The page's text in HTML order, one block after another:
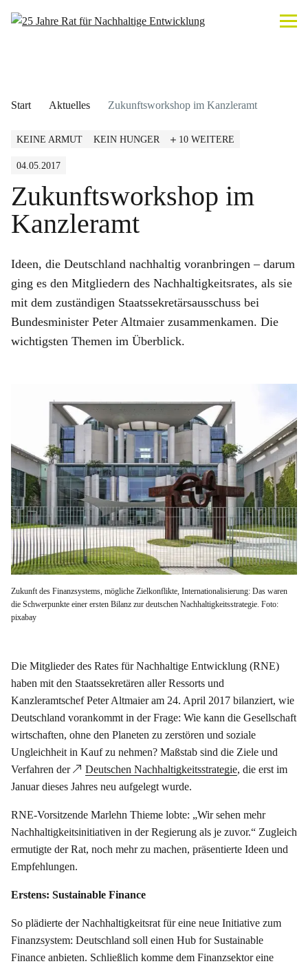
Start Aktuelles Zukunftsworkshop im Kanzleramt
KEINE ARMUT KEIN HUNGER 10 WEITERE
04.05.2017
Zukunftsworkshop im
Kanzleramt
Ideen, die Deutschland nachhaltig voranbringen – darum
ging es den Mitgliedern des Nachhaltigkeitsrates, als sie
mit dem zuständigen Staatssekretärsausschuss bei
Bundesminister Peter Altmaier zusammenkamen. Die
wichtigsten Themen im Überblick.
Zukunft des Finanzsystems, mögliche Zielkonflikte, Internationalisierung: Das waren
die Schwerpunkte einer ersten Bilanz zur deutschen Nachhaltigkeitsstrategie. Foto:
pixabay
Die Mitglieder des Rates für Nachhaltige Entwicklung (RNE)
haben mit den Staatssekretären aller Ressorts und
Kanzleramtschef Peter Altmaier am 24. April 2017 bilanziert, wie
Deutschland vorankommt in der Frage: Wie kann die Gesellschaft
wirtschaften, ohne den Planeten zu zerstören und soziale
Ungleichheit in Kauf zu nehmen? Maßstab sind die Ziele und
Verfahren der
Deutschen Nachhaltigkeitsstrategie, die erst im
Januar dieses Jahres neu aufgelegt wurde.
RNE-Vorsitzende Marlehn Thieme lobte: „Wir sehen mehr
Nachhaltigkeitsinitiativen in der Regierung als je zuvor.“ Zugleich
ermutigte der Rat, noch mehr zu machen, präsentierte Ideen und
Empfehlungen.
Erstens: Sustainable Finance
So plädierte der Nachhaltigkeitsrat für eine neue Initiative zum
Finanzsystem: Deutschland soll einen Hub for Sustainable
Finance anbieten. Schließlich komme dem Finanzsektor eine